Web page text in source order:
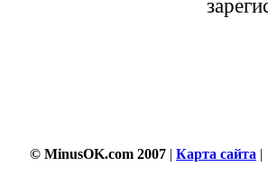
© MinusOK.com 2007 | Карта сайта |